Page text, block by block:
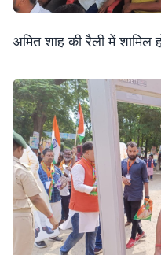
अमित शाह की रैली में